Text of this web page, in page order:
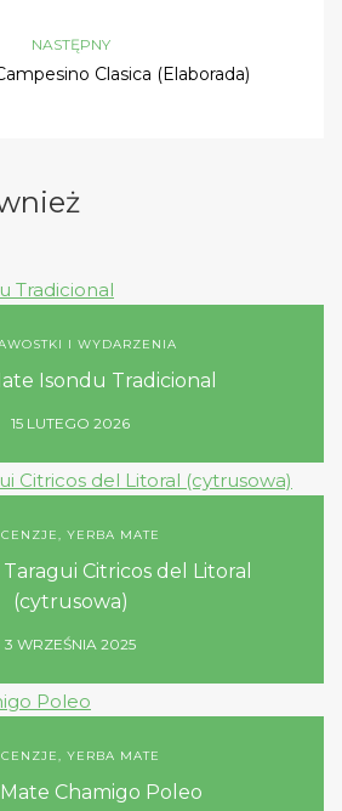
NASTĘPNY
Clasica (Elaborada)
I WYDARZENIA
Isondu Tradicional
15 LUTEGO 2026
, YERBA MATE
Citricos del Litoral
(cytrusowa)
3 WRZEŚNIA 2025
YERBA MATE
Chamigo Poleo